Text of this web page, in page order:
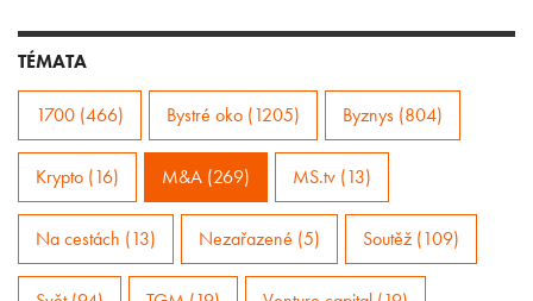
TÉMATA
1700 (466) Bystré oko (1205) Byznys (804)
Krypto (16) M&A (269) MS.tv (13)
Na cestách (13) Nezařazené (5) Soutěž (109)